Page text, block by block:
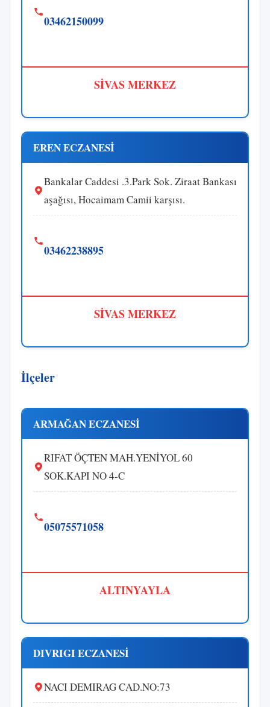
03462150099
SİVAS MERKEZ
EREN ECZANESİ
Bankalar Caddesi .3.Park Sok. Ziraat Bankası
aşağısı, Hocaimam Camii karşısı.
03462238895
SİVAS MERKEZ
İlçeler
ARMAĞAN ECZANESİ
RIFAT ÖÇTEN MAH.YENİYOL 60
SOK.KAPI NO 4-C
05075571058
ALTINYAYLA
DIVRIGI ECZANESİ
NACI DEMIRAG CAD.NO:73